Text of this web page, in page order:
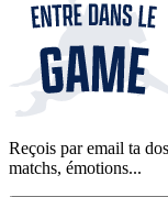
Reçois par email ta
matchs, émotions...